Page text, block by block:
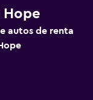
autos de renta